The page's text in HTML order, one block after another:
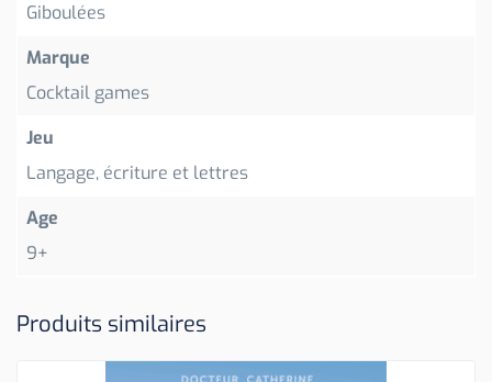
Giboulées
Marque
Cocktail games
Jeu
Langage, écriture et lettres
Age
9+
Produits similaires